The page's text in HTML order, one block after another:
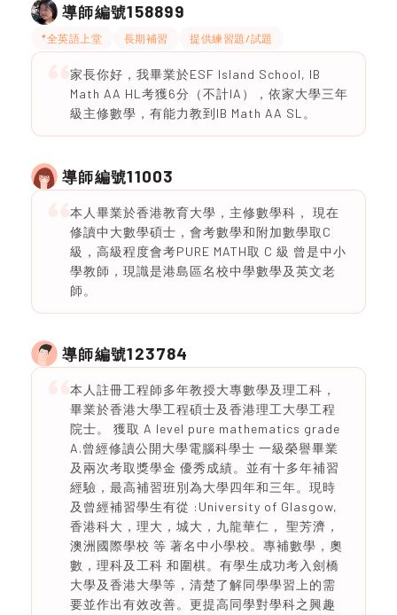
導師編號158899
*全英語上堂 長期補習 提供練習題/試題
家長你好，我畢業於ESF Island School, IB
Math AA HL考獲6分（不計IA），依家大學三年
級主修數學，有能力教到IB Math AA SL。
導師編號11003
本人畢業於香港教育大學，主修數學科， 現在
修讀中大數學碩士，會考數學和附加數學取C
級，高級程度會考PURE MATH取 C 級 曾是中小
學教師，現識是港島區名校中學數學及英文老
師。
導師編號123784
本人註冊工程師多年教授大專數學及理工科，
畢業於香港大學工程碩士及香港理工大學工程
院士。 獲取 A level pure mathematics grade
A.曾經修讀公開大學電腦科學士 一級榮譽畢業
及兩次考取獎學金 優秀成績。並有十多年補習
經驗，最高補習班別為大學四年和三年。現時
及曾經補習學生有從 :University of Glasgow,
香港科大，理大，城大，九龍華仁， 聖芳濟，
澳洲國際學校 等 著名中小學校。專補數學，奧
數，理科及工科 和圍棋。有學生成功考入劍橋
大學及香港大學等，清楚了解同學學習上的需
要並作出有效改善。更提高同學對學科之興趣